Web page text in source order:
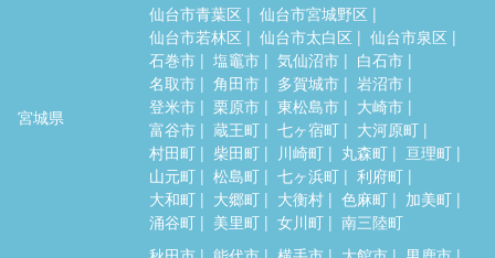
宮城県
仙台市青葉区
仙台市宮城野区
仙台市若林区
仙台市太白区
仙台市泉区
石巻市
塩竈市 気仙沼市
白石市
名取市
角田市 多賀城市
岩沼市
登米市
栗原市 東松島市
大崎市
富谷市
蔵王町 七ヶ宿町
大河原町
村田町
柴田町 川崎町 丸森町
亘理町
山元町
松島町 七ヶ浜町
利府町
大和町
大郷町 大衡村 色麻町
加美町
涌谷町
美里町 女川町 南三陸町